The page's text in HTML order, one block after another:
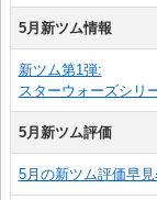
5月新ツム情報
新ツム第1弾:
スターウォーズシリ
5月新ツム評価
5月の新ツム評価早